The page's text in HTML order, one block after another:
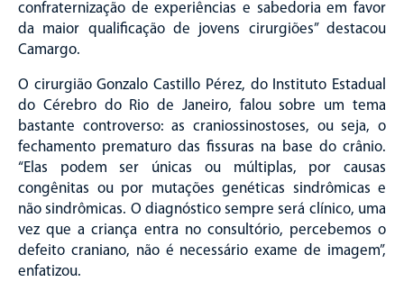
confraternização de experiências e sabedoria em favor
da maior qualificação de jovens cirurgiões” destacou
Camargo.
O cirurgião Gonzalo Castillo Pérez, do Instituto Estadual
do Cérebro do Rio de Janeiro, falou sobre um tema
bastante controverso: as craniossinostoses, ou seja, o
fechamento prematuro das fissuras na base do crânio.
“Elas podem ser únicas ou múltiplas, por causas
congênitas ou por mutações genéticas sindrômicas e
não sindrômicas. O diagnóstico sempre será clínico, uma
vez que a criança entra no consultório, percebemos o
defeito craniano, não é necessário exame de imagem”,
enfatizou.